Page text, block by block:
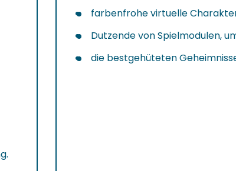
farbenfrohe virtuelle
Dutzende von Spielmodulen,
die bestgehüteten